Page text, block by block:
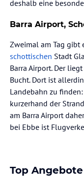
deshalb eine
Barra Airport,
Zweimal am Tag gibt
schottischen Stadt
Barra Airport. Der
Bucht. Dort ist
Landebahn zu
kurzerhand der
am Barra Airport
bei Ebbe ist
Top